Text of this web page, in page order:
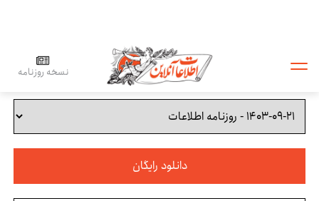
نسخه روزنامه
دانلود رایگان